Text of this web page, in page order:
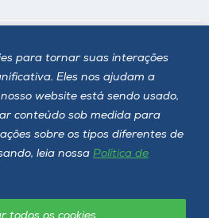
para tornar suas interações
Eles nos ajudam a
website está sendo usado,
conteúdo sob medida para
sobre os tipos diferentes de
leia nossa Política de
todos os cookies